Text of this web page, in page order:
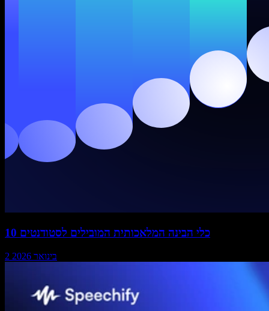
10 כלי הבינה המלאכותית המובילים לסטודנטים
2 בינואר 2026